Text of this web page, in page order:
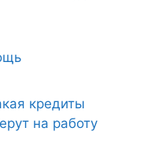
кредиты
на работу